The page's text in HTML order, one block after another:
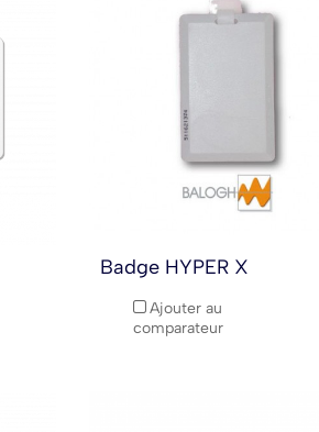
Badge HYPER X
Ajouter au
comparateur